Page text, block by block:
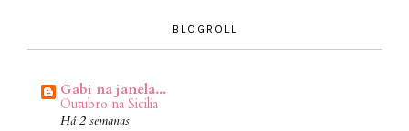
BLOGROLL
Gabi na janela...
Outubro na Sicilia
Há 2 semanas